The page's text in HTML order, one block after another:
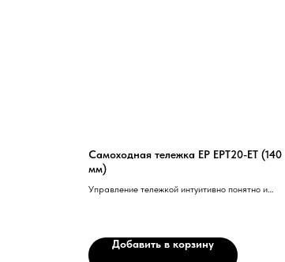
Самоходная тележка EP EPT20-ET (140
мм)
Управление тележкой интуитивно понятно и
Добавить в корзину